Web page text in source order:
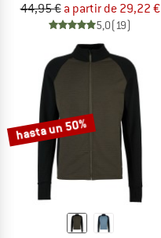
44,95 € a partir de 29,22 €
5,0(19)
hasta un 50%